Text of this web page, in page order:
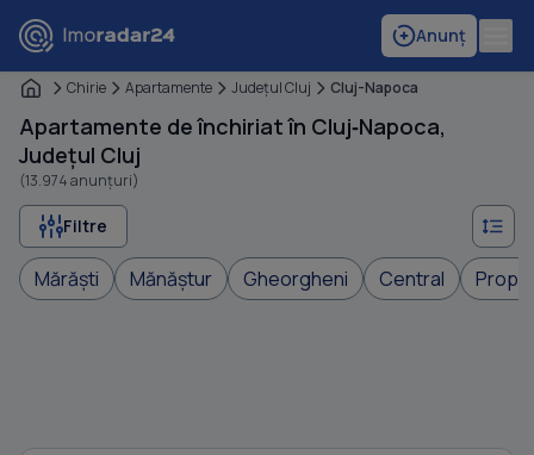
Anunț
Chirie Apartamente Judeţul Cluj Cluj-Napoca
Apartamente de închiriat în Cluj‑Napoca,
Județul Cluj
(13.974 anunțuri)
Filtre
Mărăști Mănăștur Gheorgheni Central